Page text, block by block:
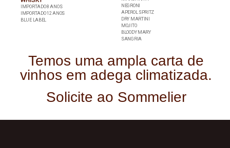
IMPORTADO 8 ANOS
IMPORTADO 12 ANOS
BLUE LABEL
NEGRONI
APEROL SPRITZ
DRY MARTINI
MOJITO
BLOODY MARY
SANGRIA
Temos uma ampla carta de
vinhos em adega climatizada.
Solicite ao Sommelier